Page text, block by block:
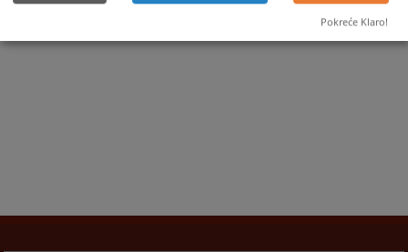
Pokreće Klaro!